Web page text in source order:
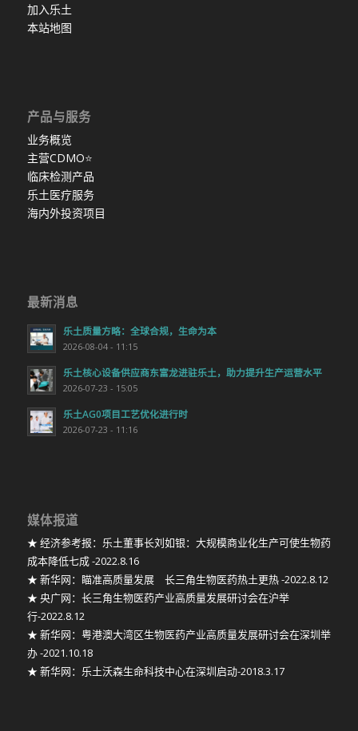
加入乐土
本站地图
产品与服务
业务概览
主营CDMO⭐
临床检测产品
乐土医疗服务
海内外投资项目
最新消息
乐土质量方略：全球合规，生命为本
2026-08-04 - 11:15
乐土核心设备供应商东富龙进驻乐土，助力提升生产运营水平
2026-07-23 - 15:05
乐土AG0项目工艺优化进行时
2026-07-23 - 11:16
媒体报道
★ 经济参考报：乐土董事长刘如银：大规模商业化生产可使生物药
成本降低七成 -2022.8.16
★ 新华网：瞄准高质量发展 长三角生物医药热土更热 -2022.8.12
★ 央广网：长三角生物医药产业高质量发展研讨会在沪举
行-2022.8.12
★ 新华网：粤港澳大湾区生物医药产业高质量发展研讨会在深圳举
办 -2021.10.18
★ 新华网：乐土沃森生命科技中心在深圳启动-2018.3.17